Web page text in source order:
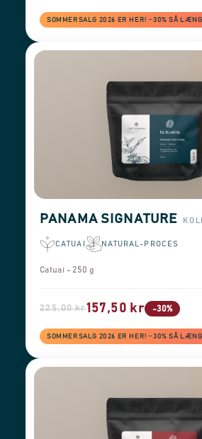
SOMMERSALG 2026 ER HER! −30% SÅ
PANAMA SIGNATURE
CATUAI NATURAL-PROCES
Catuai - 250 g
225,00 kr157,50 kr -30%
SOMMERSALG 2026 ER HER! −30% SÅ